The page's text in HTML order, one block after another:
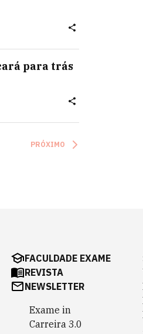
para trás
PRÓXIMO
FACULDADE EXAME
REVISTA
NEWSLETTER
Exame in
Carreira 3.0